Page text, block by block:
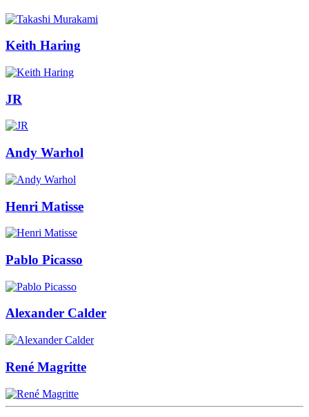
Keith Haring
JR
Andy Warhol
Henri Matisse
Pablo Picasso
Alexander Calder
René Magritte